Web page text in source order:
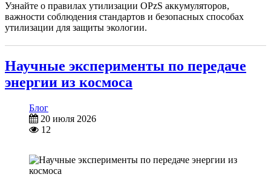
Узнайте о правилах утилизации OPzS аккумуляторов,
важности соблюдения стандартов и безопасных способах
утилизации для защиты экологии.
Научные эксперименты по передаче
энергии из космоса
Блог
20 июля 2026
12